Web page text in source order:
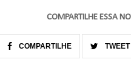
COMPARTILHE ESSA
COMPARTILHE TWEET